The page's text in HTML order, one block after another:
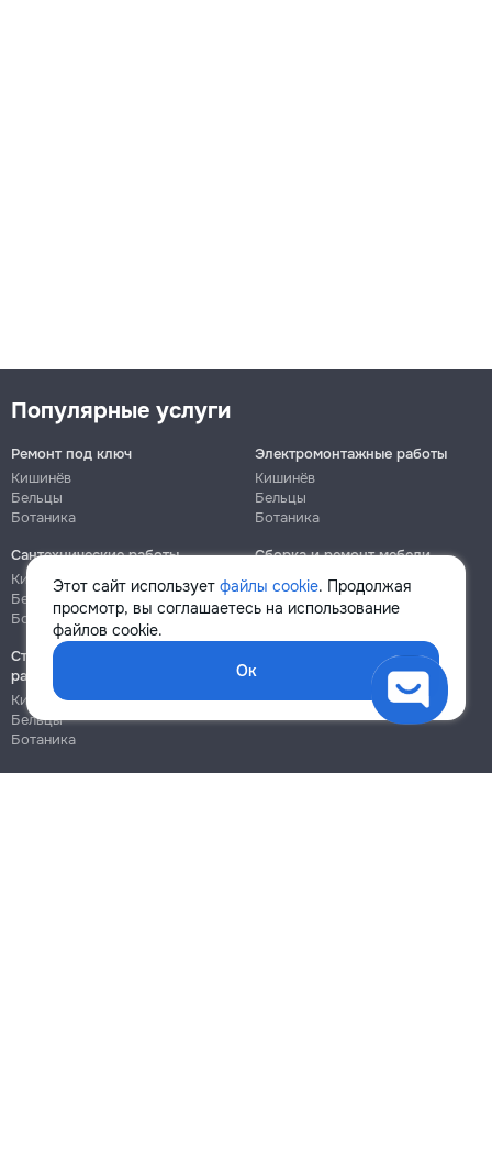
Этот сайт использует файлы cookie. Продолжая
просмотр, вы соглашаетесь на использование
файлов cookie.
Ок
Популярные услуги
Ремонт под ключ
Кишинёв
Бельцы
Ботаника
Электромонтажные работы
Кишинёв
Бельцы
Ботаника
Сантехнические работы
Кишинёв
Бельцы
Ботаника
Сборка и ремонт мебели
Кишинёв
Ботаника
Строительно-монтажные
работы
Кишинёв
Бельцы
Ботаника